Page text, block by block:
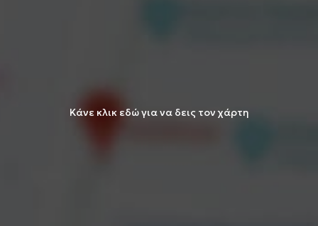
Κάνε κλικ εδώ για να δεις τον χάρτη